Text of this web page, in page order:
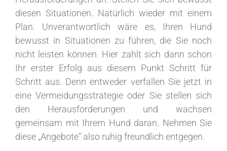
diesen Situationen. Natürlich wieder mit einem
Plan. Unverantwortlich wäre es, Ihren Hund
bewusst in Situationen zu führen, die Sie noch
nicht leisten können. Hier zahlt sich dann schon
Ihr erster Erfolg aus diesem Punkt Schritt für
Schritt aus. Denn entweder verfallen Sie jetzt in
eine Vermeidungsstrategie oder Sie stellen sich
den Herausforderungen und wachsen
gemeinsam mit Ihrem Hund daran. Nehmen Sie
diese „Angebote“ also ruhig freundlich entgegen.